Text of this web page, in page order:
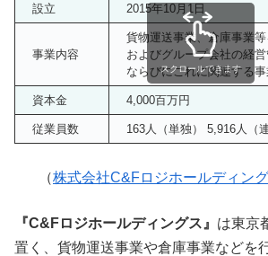
設立 2015年10月1日
事業内容
貨物運送事業、倉庫事業
およびグループ会社の経営
ならびにこれに関連する事
資本金 4,000百万円
従業員数 163人（単独） 5,916人（
スクロールできます
（株式会社C&Fロジホールディン
『C&Fロジホールディングス』 は東京
置く、貨物運送事業や倉庫事業などを